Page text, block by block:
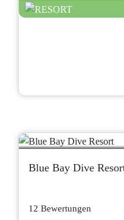
Blue Bay Dive
12 Bewertungen